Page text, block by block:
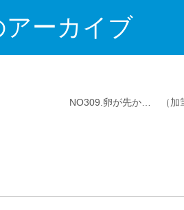
アーカイブ
NO309.卵が先か… （加